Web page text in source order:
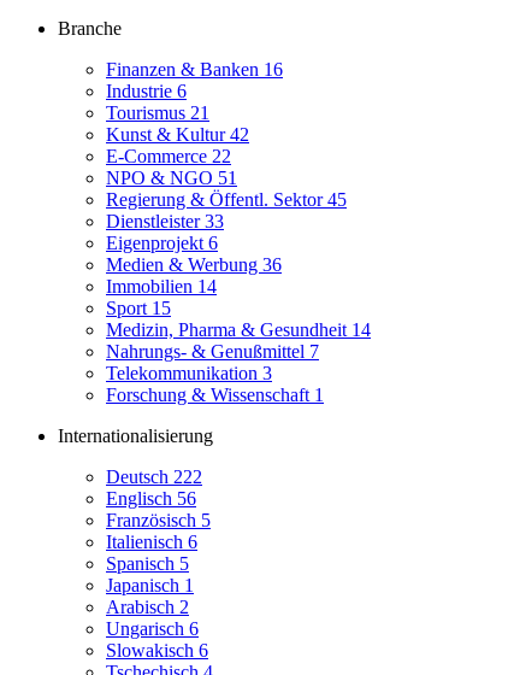
Branche
Finanzen & Banken 16
Industrie 6
Tourismus 21
Kunst & Kultur42
E-Commerce 22
NPO & NGO 51
Regierung & Öffentl. Sektor45
Dienstleister33
Eigenprojekt 6
Medien & Werbung 36
Immobilien 14
Sport 15
Medizin, Pharma & Gesundheit 14
Nahrungs- & Genußmittel 7
Telekommunikation 3
Forschung & Wissenschaft 1
Internationalisierung
Deutsch 222
Englisch 56
Französisch 5
Italienisch 6
Spanisch 5
Japanisch 1
Arabisch 2
Ungarisch 6
Slowakisch 6